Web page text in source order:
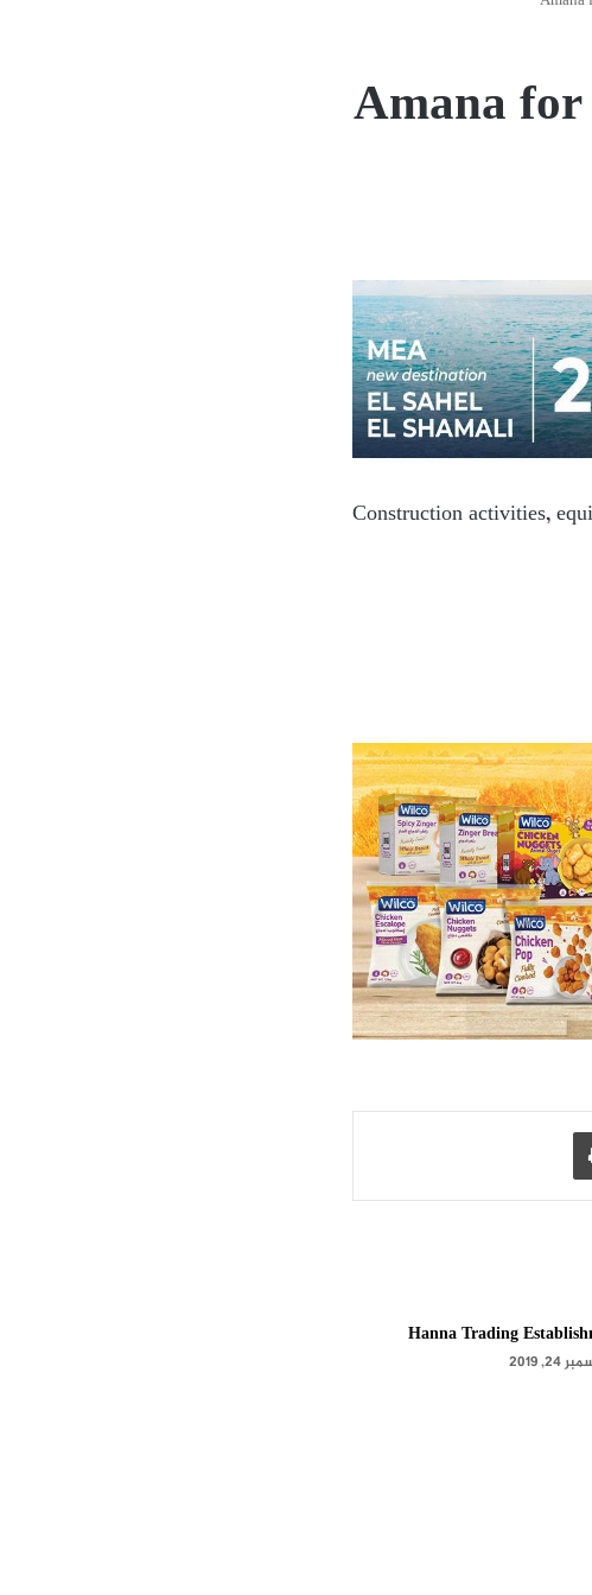
Amana
Construction activities,
طباعة
Hanna Trading
24, 2019